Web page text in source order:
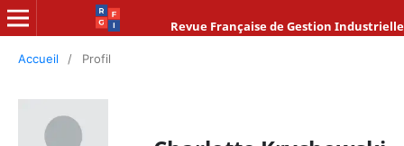
Revue Française de Gestion Industrielle
Accueil / Profil